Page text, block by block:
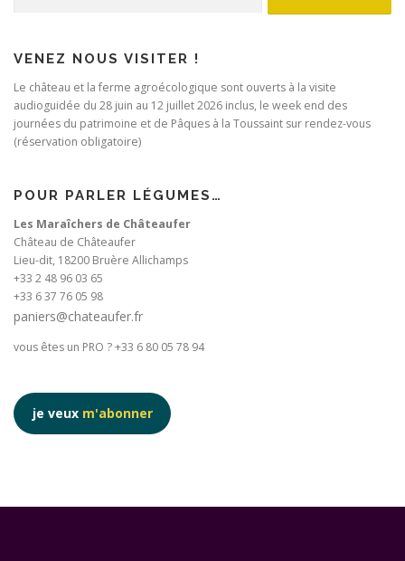
VENEZ NOUS VISITER !
Le château et la ferme agroécologique sont ouverts à la visite
audioguidée du 28 juin au 12 juillet 2026 inclus, le week end des
journées du patrimoine et de Pâques à la Toussaint sur rendez-vous
(réservation obligatoire)
POUR PARLER LÉGUMES…
Les Maraîchers de Châteaufer
Château de Châteaufer
Lieu-dit, 18200 Bruère Allichamps
+33 2 48 96 03 65
+33 6 37 76 05 98
paniers@chateaufer.fr
vous êtes un PRO ? +33 6 80 05 78 94
je veuxm'abonner